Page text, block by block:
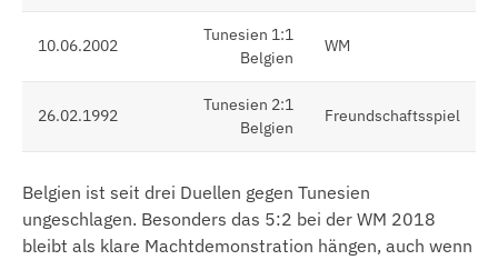
10.06.2002
Tunesien 1:1
Belgien
WM
26.02.1992
Tunesien 2:1
Belgien
Freundschaftsspiel
Belgien ist seit drei Duellen gegen Tunesien
ungeschlagen. Besonders das 5:2 bei der WM 2018
bleibt als klare Machtdemonstration hängen, auch wenn